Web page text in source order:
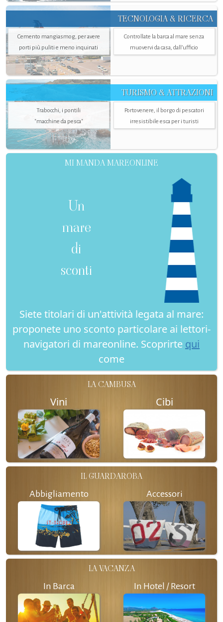
TECNOLOGIA & RICERCA
Cemento mangiasmog, per avere
porti più puliti e meno inquinati
Controllate la barca al mare senza
muovervi da casa, dall’ufficio
TURISMO & ATTRAZIONI
Trabocchi, i pontili
"macchine da pesca"
Portovenere, il borgo di pescatori
irresistibile esca per i turisti
MI MANDA MAREONLINE
Un
mare
di
sconti
Siete titolari di un'attività legata al mare:
proponete uno sconto particolare ai lettori-
navigatori di mareonline. Scoprirte qui
come
LA CAMBUSA
Vini Cibi
IL GUARDAROBA
Abbigliamento Accessori
LA VACANZA
In Barca In Hotel / Resort